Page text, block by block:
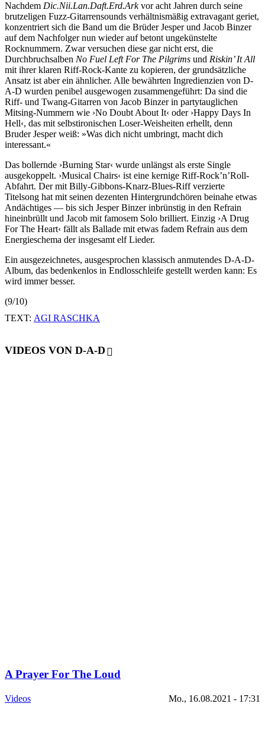
Nachdem Dic.Nii.Lan.Daft.Erd.Arkvor acht Jahren durch seine
brutzeligen Fuzz-Gitarrensounds verhältnismäßig extravagant geriet,
konzentriert sich die Band um die Brüder Jesper und Jacob Binzer
auf dem Nachfolger nun wieder auf betont ungekünstelte
Rocknummern. Zwar versuchen diese gar nicht erst, die
Durchbruchsalben No Fuel Left For The Pilgrims und Riskin’ It All
mit ihrer klaren Riff-Rock-Kante zu kopieren, der grundsätzliche
Ansatz ist aber ein ähnlicher. Alle bewährten Ingredienzien von D-
A-D wurden penibel ausgewogen zusammengeführt: Da sind die
Riff- und Twang-Gitarren von Jacob Binzer in partytauglichen
Mitsing-Nummern wie ›No Doubt About It‹ oder ›Happy Days In
Hell‹, das mit selbstironischen Loser-Weisheiten erhellt, denn
Bruder Jesper weiß: »Was dich nicht umbringt, macht dich
interessant.«
Das bollernde ›Burning Star‹ wurde unlängst als erste Single
ausgekoppelt. ›Musical Chairs‹ ist eine kernige Riff-Rock’n’Roll-
Abfahrt. Der mit Billy-Gibbons-Knarz-Blues-Riff verzierte
Titelsong hat mit seinen dezenten Hintergrundchören beinahe etwas
Andächtiges — bis sich Jesper Binzer inbrünstig in den Refrain
hineinbrüllt und Jacob mit famosem Solo brilliert. Einzig ›A Drug
For The Heart‹ fällt als Ballade mit etwas fadem Refrain aus dem
Energieschema der insgesamt elf Lieder.
Ein ausgezeichnetes, ausgesprochen klassisch anmutendes D-A-D-
Album, das bedenkenlos in Endlosschleife gestellt werden kann: Es
wird immer besser.
(9/10)
TEXT: AGI RASCHKA
VIDEOS VON D-A-D
A Prayer For The Loud
Videos Mo., 16.08.2021 - 17:31